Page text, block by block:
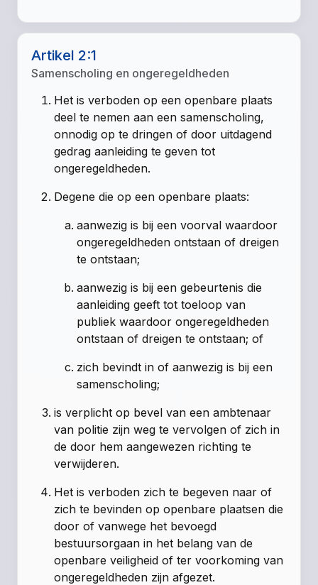
Artikel 2:1
Samenscholing en ongeregeldheden
Het is verboden op een openbare plaats
deel te nemen aan een samenscholing,
onnodig op te dringen of door uitdagend
gedrag aanleiding te geven tot
ongeregeldheden.
Degene die op een openbare plaats:
aanwezig is bij een voorval waardoor
ongeregeldheden ontstaan of dreigen
te ontstaan;
aanwezig is bij een gebeurtenis die
aanleiding geeft tot toeloop van
publiek waardoor ongeregeldheden
ontstaan of dreigen te ontstaan; of
zich bevindt in of aanwezig is bij een
samenscholing;
is verplicht op bevel van een ambtenaar
van politie zijn weg te vervolgen of zich in
de door hem aangewezen richting te
verwijderen.
Het is verboden zich te begeven naar of
zich te bevinden op openbare plaatsen die
door of vanwege het bevoegd
bestuursorgaan in het belang van de
openbare veiligheid of ter voorkoming van
ongeregeldheden zijn afgezet.